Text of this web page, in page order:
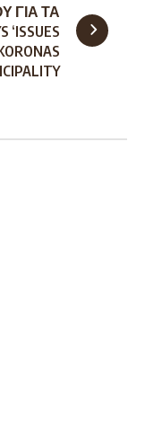
ΓΙΑ ΤΑ